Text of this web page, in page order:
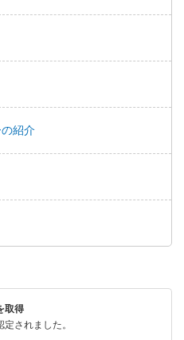
紹介
取得
されました。